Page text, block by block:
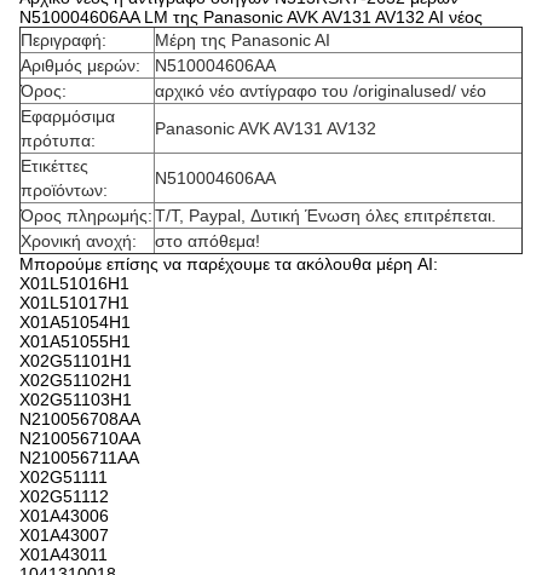
N510004606AA LM της Panasonic AVK AV131 AV132 AI νέος
Περιγραφή:
Μέρη της Panasonic AI
Αριθμός μερών:
N510004606AA
Όρος:
αρχικό νέο αντίγραφο του /originalused/ νέο
Εφαρμόσιμα
πρότυπα:
Panasonic AVK AV131 AV132
Ετικέττες
προϊόντων:
N510004606AA
Όρος πληρωμής:T/T, Paypal, Δυτική Ένωση όλες επιτρέπεται.
Χρονική ανοχή:
στο απόθεμα!
Μπορούμε επίσης να παρέχουμε τα ακόλουθα μέρη AI:
X01L51016H1
X01L51017H1
X01A51054H1
X01A51055H1
X02G51101H1
X02G51102H1
X02G51103H1
N210056708AA
N210056710AA
N210056711AA
X02G51111
X02G51112
X01A43006
X01A43007
X01A43011